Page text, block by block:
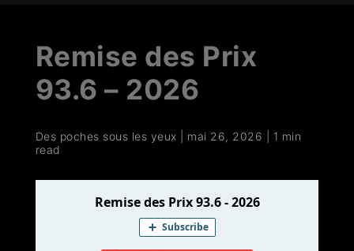
Remise des Prix
93.6 – 2026
Des poches sous les yeux mai 26, 2026
1 min
read